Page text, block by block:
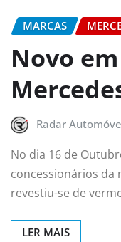
MARCAS
Novo
Radar
No dia 16 de
concessionários da
revestiu-se de
LER MAIS